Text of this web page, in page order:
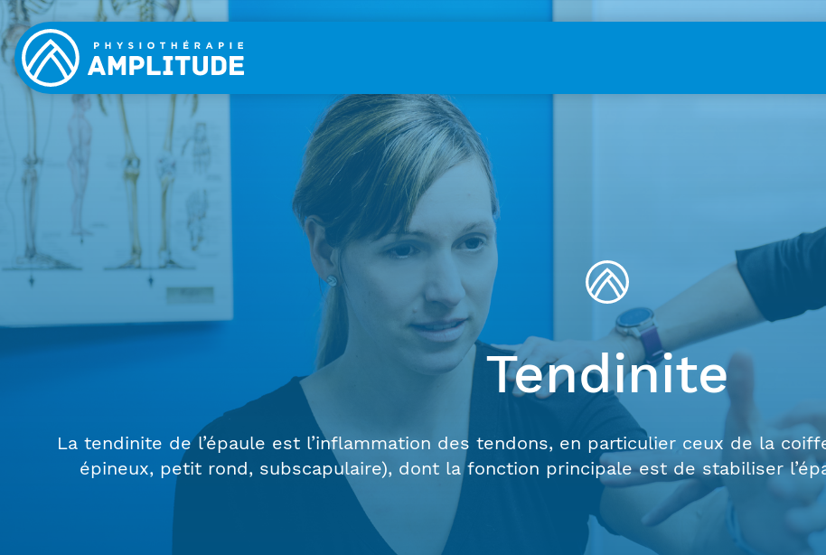
Tendinite
La tendinite de l’épaule est l’inflammation des tendons, en particulier ceux de la
épineux, petit rond, subscapulaire), dont la fonction principale est de stabiliser